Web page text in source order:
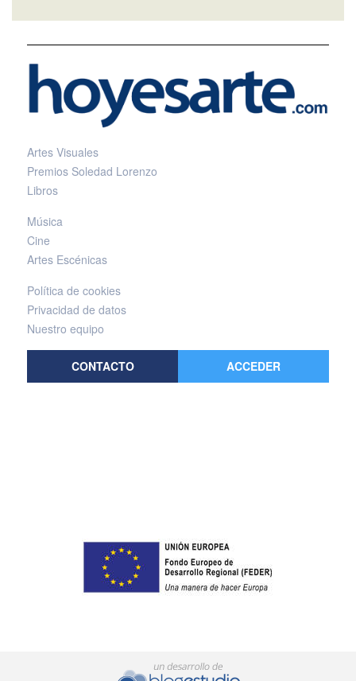
Artes Visuales
Premios Soledad Lorenzo
Libros
Música
Cine
Artes Escénicas
Política de cookies
Privacidad de datos
Nuestro equipo
CONTACTO ACCEDER